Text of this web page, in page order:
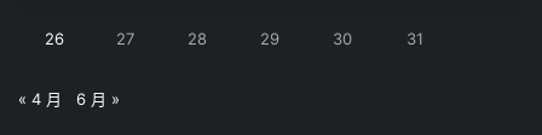
26 27 28 29 30 31
« 4 月 6 月 »